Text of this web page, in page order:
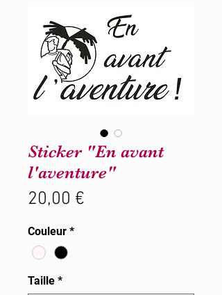
Sticker "En avant
l'aventure"
20,00 €
Couleur *
Taille *